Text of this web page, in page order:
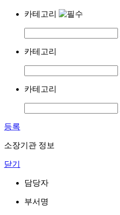
카테고리
카테고리
카테고리
등록
소장기관 정보
닫기
담당자
부서명